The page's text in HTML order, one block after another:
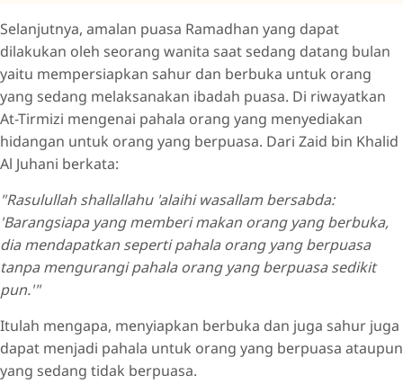
Selanjutnya, amalan puasa Ramadhan yang dapat
dilakukan oleh seorang wanita saat sedang datang bulan
yaitu mempersiapkan sahur dan berbuka untuk orang
yang sedang melaksanakan ibadah puasa. Di riwayatkan
At-Tirmizi mengenai pahala orang yang menyediakan
hidangan untuk orang yang berpuasa. Dari Zaid bin Khalid
Al Juhani berkata:
"Rasulullah shallallahu 'alaihi wasallam bersabda:
'Barangsiapa yang memberi makan orang yang berbuka,
dia mendapatkan seperti pahala orang yang berpuasa
tanpa mengurangi pahala orang yang berpuasa sedikit
pun.'"
Itulah mengapa, menyiapkan berbuka dan juga sahur juga
dapat menjadi pahala untuk orang yang berpuasa ataupun
yang sedang tidak berpuasa.